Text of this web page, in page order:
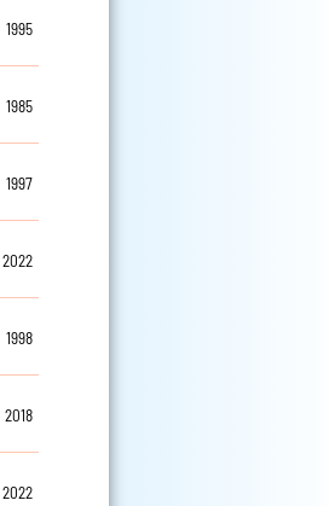
1995
1985
1997
2022
1998
2018
2022